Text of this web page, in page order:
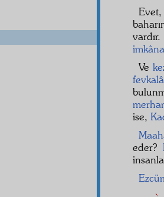
Ve
ise,
eder?